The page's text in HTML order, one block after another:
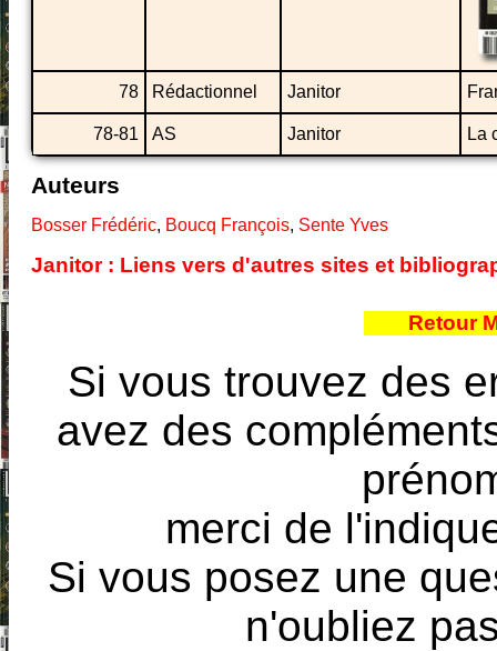
78 Rédactionnel Janitor
78-81 AS Janitor La
Auteurs
Bosser Frédéric, Boucq François, Sente Yves
Janitor : Liens vers d'autres sites et
Retour
Si vous trouvez des
avez des
merci de
Si vous posez une
n'oubliez